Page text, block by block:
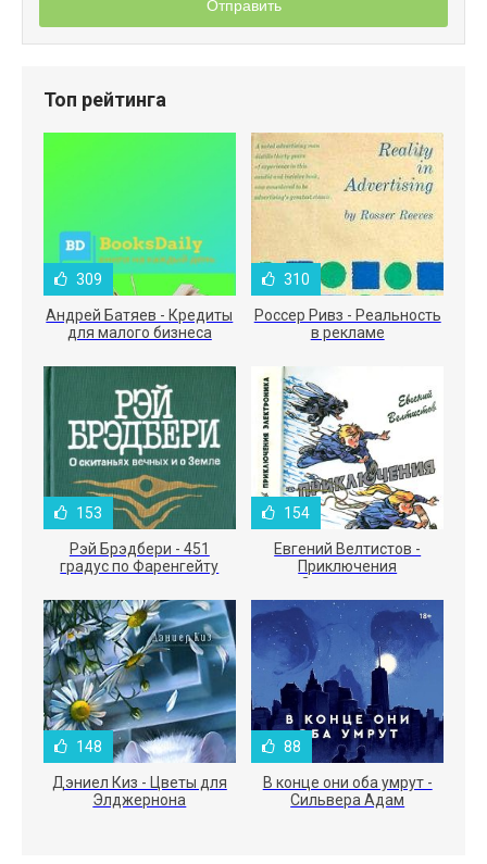
Отправить
Топ рейтинга
309
Андрей Батяев - Кредиты
для малого бизнеса
310
Россер Ривз - Реальность
в рекламе
153
Рэй Брэдбери - 451
градус по Фаренгейту
154
Евгений Велтистов -
Приключения
Электроника
148
Дэниел Киз - Цветы для
Элджернона
88
В конце они оба умрут -
Сильвера Адам